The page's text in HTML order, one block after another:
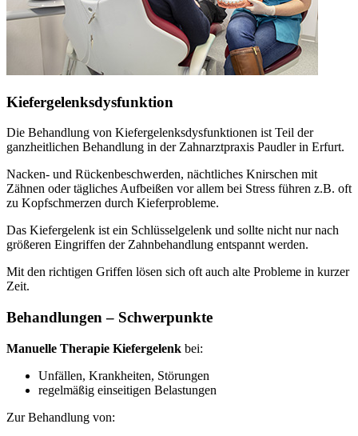
Kiefergelenksdysfunktion
Die Behandlung von Kiefergelenksdysfunktionen ist Teil der
ganzheitlichen Behandlung in der Zahnarztpraxis Paudler in Erfurt.
Nacken- und Rückenbeschwerden, nächtliches Knirschen mit
Zähnen oder tägliches Aufbeißen vor allem bei Stress führen z.B. oft
zu Kopfschmerzen durch Kieferprobleme.
Das Kiefergelenk ist ein Schlüsselgelenk und sollte nicht nur nach
größeren Eingriffen der Zahnbehandlung entspannt werden.
Mit den richtigen Griffen lösen sich oft auch alte Probleme in kurzer
Zeit.
Behandlungen – Schwerpunkte
Manuelle Therapie Kiefergelenk bei:
Unfällen, Krankheiten, Störungen
regelmäßig einseitigen Belastungen
Zur Behandlung von: